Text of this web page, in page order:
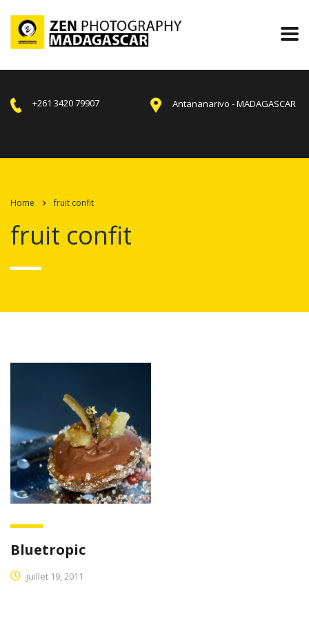
+261 3420 79907 Antananarivo - MADAGASCAR
Home fruit confit
fruit confit
Bluetropic
juillet 19, 2011